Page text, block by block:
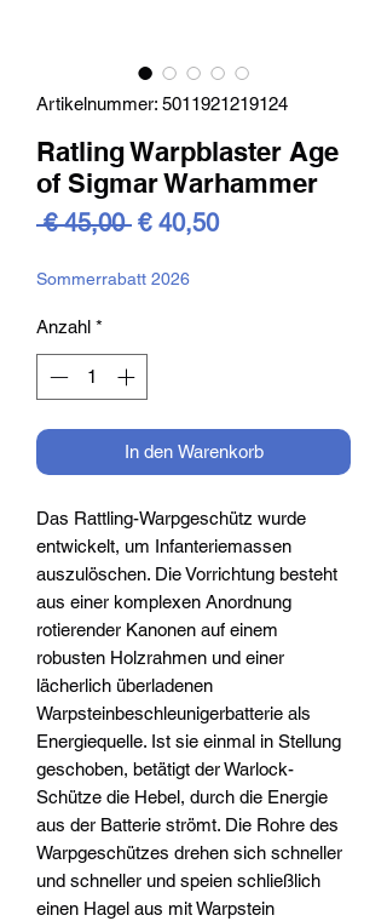
Artikelnummer: 5011921219124
Ratling Warpblaster Age
of Sigmar Warhammer
€ 45,00 Standardpreis
€ 40,50Sale-
Sommerrabatt 2026
Anzahl *
In den Warenkorb
Das Rattling-Warpgeschütz wurde
entwickelt, um Infanteriemassen
auszulöschen. Die Vorrichtung besteht
aus einer komplexen Anordnung
rotierender Kanonen auf einem
robusten Holzrahmen und einer
lächerlich überladenen
Warpsteinbeschleunigerbatterie als
Energiequelle. Ist sie einmal in Stellung
geschoben, betätigt der Warlock-
Schütze die Hebel, durch die Energie
aus der Batterie strömt. Die Rohre des
Warpgeschützes drehen sich schneller
und schneller und speien schließlich
einen Hagel aus mit Warpstein